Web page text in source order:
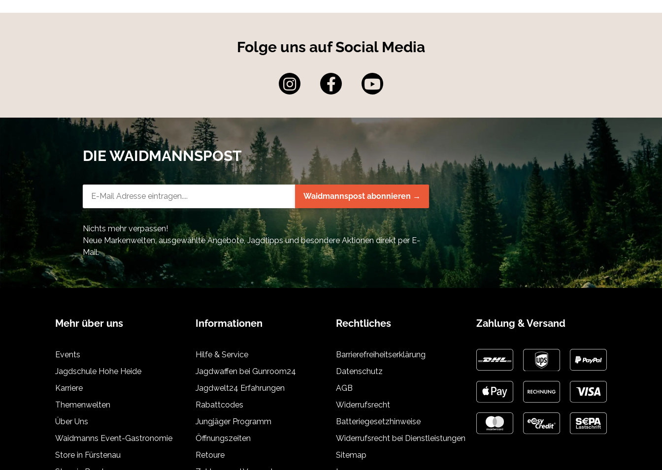
Folge uns auf Social Media
DIE WAIDMANNSPOST
Waidmannspost abonnieren →
Nichts mehr verpassen!
Neue Markenwelten, ausgewählte Angebote, Jagdtipps und besondere Aktionen direkt per E-
Mail.
Mehr über uns
Events
Jagdschule Hohe Heide
Karriere
Themenwelten
Über Uns
Waidmanns Event-Gastronomie
Store in Fürstenau
Informationen
Hilfe & Service
Jagdwaffen bei Gunroom24
Jagdwelt24 Erfahrungen
Rabattcodes
Jungjäger Programm
Öffnungszeiten
Retoure
Rechtliches
Barrierefreiheitserklärung
Datenschutz
AGB
Widerrufsrecht
Batteriegesetzhinweise
Widerrufsrecht bei Dienstleistungen
Sitemap
Zahlung & Versand